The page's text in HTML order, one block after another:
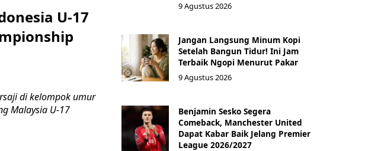
U-17
di kelompok umur
Malaysia U-17
9 Agustus 2026
Jangan Langsung Minum Kopi
Setelah Bangun Tidur! Ini Jam
Terbaik Ngopi Menurut Pakar
9 Agustus 2026
Benjamin Sesko Segera
Comeback, Manchester United
Dapat Kabar Baik Jelang Premier
League 2026/2027